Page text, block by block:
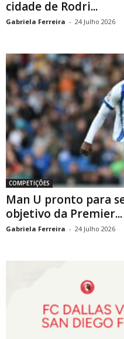
cidade de Rodri...
Gabriela Ferreira - 24 Julho 2026
COMPETIÇÕES
Man U pronto para
objetivo da Premier...
Gabriela Ferreira - 24 Julho 2026